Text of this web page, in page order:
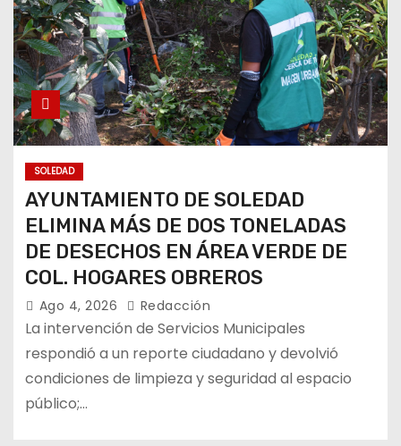
SOLEDAD
AYUNTAMIENTO DE SOLEDAD
ELIMINA MÁS DE DOS TONELADAS
DE DESECHOS EN ÁREA VERDE DE
COL. HOGARES OBREROS
Ago 4, 2026 Redacción
La intervención de Servicios Municipales
respondió a un reporte ciudadano y devolvió
condiciones de limpieza y seguridad al espacio
público;…